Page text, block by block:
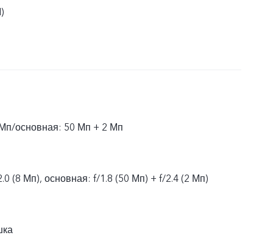
основная: 50 Мп + 2 Мп
(8 Мп), основная: f/1.8 (50 Мп) + f/2.4 (2 Мп)